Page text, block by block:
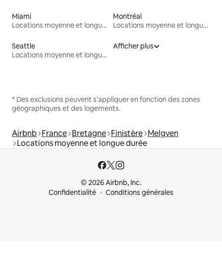
Miami
Locations moyenne et longue durée
Montréal
Locations moyenne et longue durée
Seattle
Locations moyenne et longue durée
Afficher plus
* Des exclusions peuvent s'appliquer en fonction des zones
géographiques et des logements.
Airbnb France Bretagne Finistère Melgven
Locations moyenne et longue durée
© 2026 Airbnb, Inc.
Confidentialité
Conditions générales